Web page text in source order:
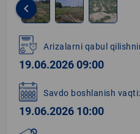
1
of
3
keyboard_arrow_left
Arizalarni qabul
19.06.2026 09:00
Savdo boshlanish vaqti:
19.06.2026 10:00